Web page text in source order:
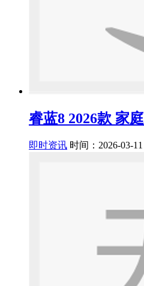
睿蓝8 2026款 家
即时资讯 时间：2026-03-